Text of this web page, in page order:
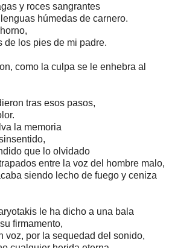
y roces sangrantes
húmedas de carnero.
de los pies de mi padre.
como la culpa se le enhebra al
tras esos pasos,
la memoria
que lo olvidado
entre la voz del hombre malo,
siendo lecho de fuego y ceniza
le ha dicho a una bala
firmamento,
voz, por la sequedad del sonido,